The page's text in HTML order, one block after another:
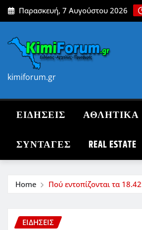
Skip
to
Παρασκευή, 7 Αυγούστου 2026
kimiforum.gr
ΕΙΔΗΣΕΙΣ ΑΘΛΗΤΙΚΑ
ΣΥΝΤΑΓΈΣ REAL ESTATE
Home Πού εντοπίζονται τα
ΕΙΔΗΣΕΙΣ